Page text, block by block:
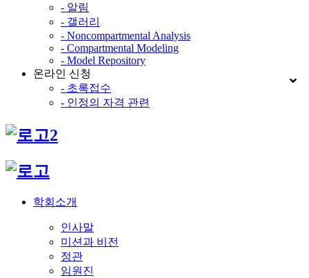
- 알림
- 갤러리
- Noncompartmental Analysis
- Compartmental Modeling
- Model Repository
온라인 신청
- 초록접수
- 인정의 자격 관련
학회소개
인사말
미션과 비전
정관
임원진